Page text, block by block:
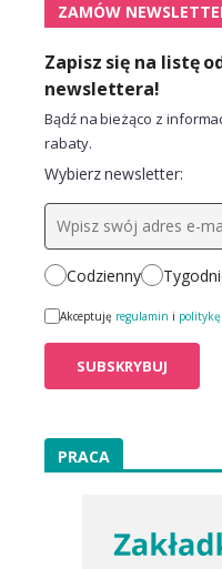
ZAMÓW
Zapisz się na listę
newslettera!
Bądź na bieżąco z
rabaty.
Wybierz newsletter:
Codzienny
Akceptuję regulamin i
PRACA